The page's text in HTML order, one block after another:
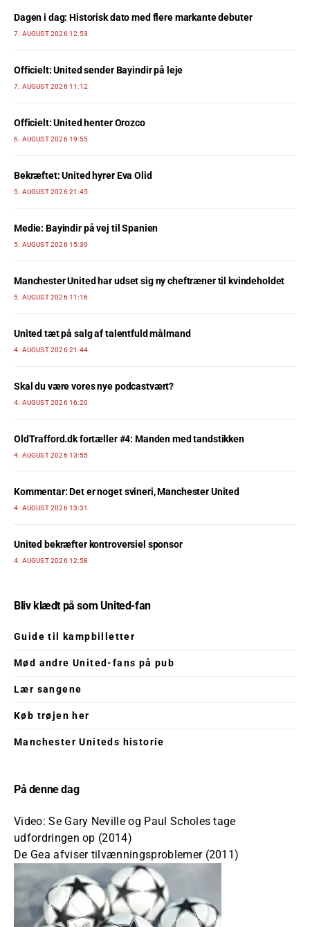
Dagen i dag: Historisk dato med flere markante debuter
7. AUGUST 2026 12:53
Officielt: United sender Bayindir på leje
7. AUGUST 2026 11:12
Officielt: United henter Orozco
6. AUGUST 2026 19:55
Bekræftet: United hyrer Eva Olid
5. AUGUST 2026 21:45
Medie: Bayindir på vej til Spanien
5. AUGUST 2026 15:39
Manchester United har udset sig ny cheftræner til kvindeholdet
5. AUGUST 2026 11:16
United tæt på salg af talentfuld målmand
4. AUGUST 2026 21:44
Skal du være vores nye podcastvært?
4. AUGUST 2026 16:20
OldTrafford.dk fortæller #4: Manden med tandstikken
4. AUGUST 2026 13:55
Kommentar: Det er noget svineri, Manchester United
4. AUGUST 2026 13:31
United bekræfter kontroversiel sponsor
4. AUGUST 2026 12:58
Bliv klædt på som United-fan
Guide til kampbilletter
Mød andre United-fans på pub
Lær sangene
Køb trøjen her
Manchester Uniteds historie
På denne dag
Video: Se Gary Neville og Paul Scholes tage
udfordringen op (2014)
De Gea afviser tilvænningsproblemer (2011)